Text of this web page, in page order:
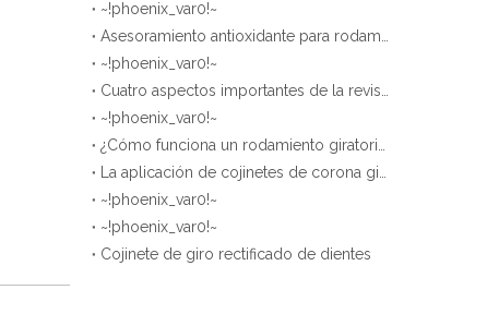
English
简体中文
~!phoenix_var0!~
~!phoenix_var0!~
~!phoenix_var0!~
~!phoenix_var0!~
~!phoenix_var0!~
Cojinete de giro rectificado de dientes